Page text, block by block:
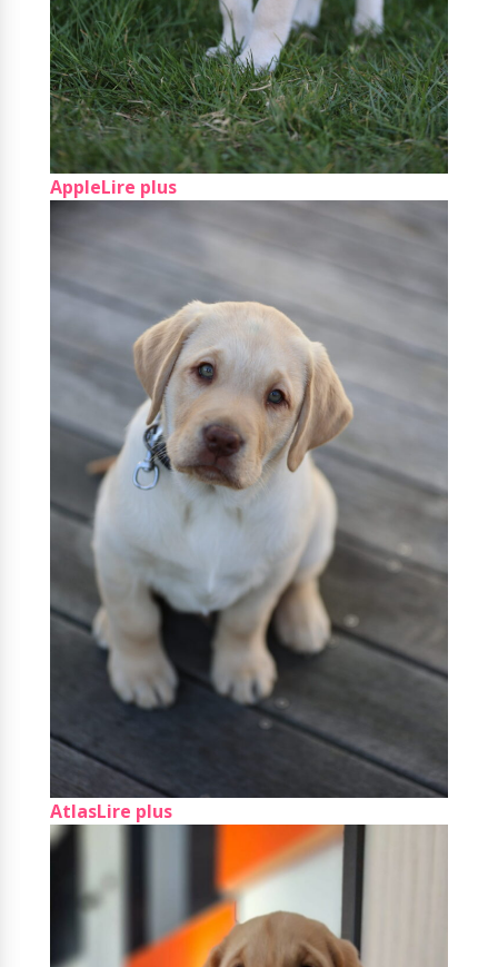
AppleLire plus
AtlasLire plus